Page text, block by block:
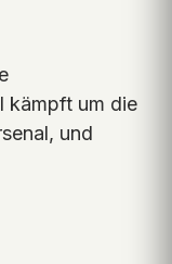
kämpft um die
und